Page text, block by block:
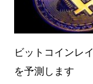
ビットコインレ
を予測します